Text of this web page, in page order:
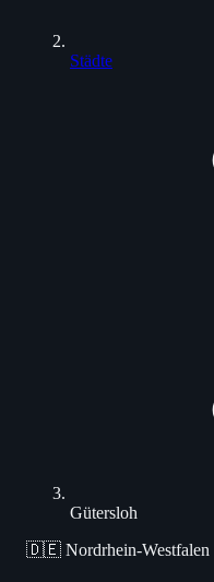
Städte
Gütersloh
🇩🇪 Nordrhein-Westfalen